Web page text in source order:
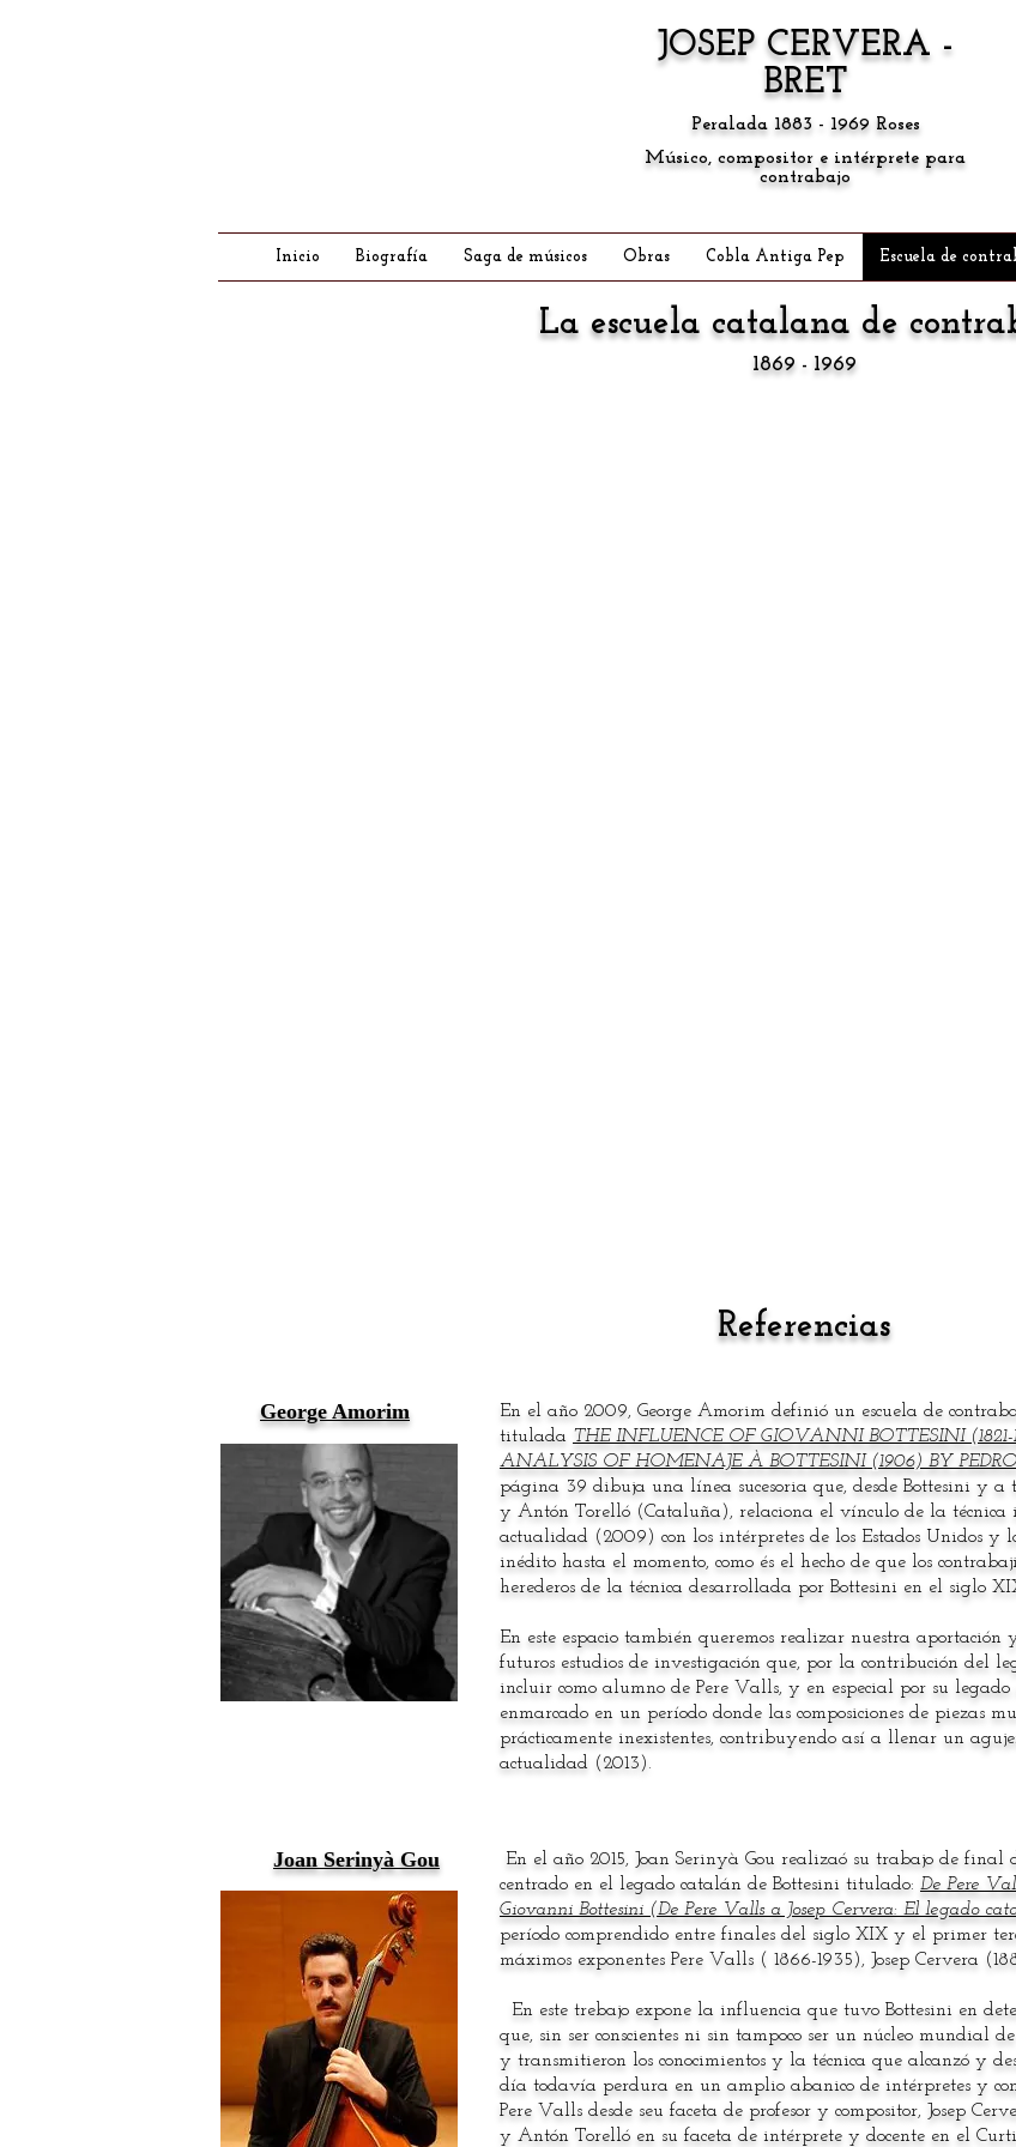
JOSEP CERVERA -
BRET
Peralada 1883 - 1969 Roses
Músico, compositor e intérprete para
contrabajo
Inicio Biografía Saga de músicos Obras Cobla Antiga Pep Escuela de
La escuela catalana de
1869 - 1969
Referencias
George Amorim
En el año 2009, George Amorim definió un escuela de
titulada THE INFLUENCE OF GIOVANNI BOTTESINI
ANALYSIS OF HOMENAJE À BOTTESINI (1906) BY
página 39 dibuja una línea sucesoria que, desde Bottesini y a
y Antón Torelló (Cataluña), relaciona el vínculo de la
actualidad (2009) con los intérpretes de los Estados Unidos y
inédito hasta el momento, como és el hecho de que los
herederos de la técnica desarrollada por Bottesini en el siglo
En este espacio también queremos realizar nuestra
futuros estudios de investigación que, por la contribución del
incluir como alumno de Pere Valls, y en especial por su
enmarcado en un período donde las composiciones de piezas
prácticamente inexistentes, contribuyendo así a llenar un
actualidad (2013).
Joan Serinyà Gou
En el año 2015, Joan Serinyà Gou realizaó su trabajo de final
centrado en el legado catalán de Bottesini titulado: De Pere
Giovanni Bottesini (De Pere Valls a Josep Cervera: El legado
período comprendido entre finales del siglo XIX y el primer
máximos exponentes Pere Valls ( 1866-1935), Josep Cervera
En este trebajo expone la influencia que tuvo Bottesini en
que, sin ser conscientes ni sin tampoco ser un núcleo mundial
y transmitieron los conocimientos y la técnica que alcanzó y
día todavía perdura en un amplio abanico de intérpretes y
Pere Valls desde seu faceta de profesor y compositor, Josep
y Antón Torelló en su faceta de intérprete y docente en el